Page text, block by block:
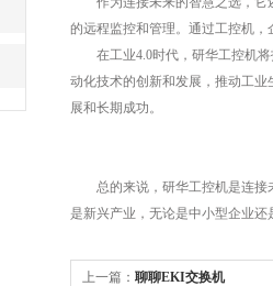
的远程监控和管理。通过工控机，
在工业4.0时代，研华工控机将
动化技术的创新和发展，推动工
展和长期成功。
总的来说，研华工控机是连接未
是新兴产业，无论是中小型企业还
上一篇： 聊聊EKI交换机